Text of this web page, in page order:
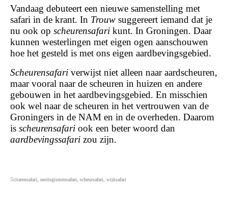
Vandaag debuteert een nieuwe samenstelling met
safari in de krant. In Trouw suggereert iemand dat je
nu ook op scheurensafari kunt. In Groningen. Daar
kunnen westerlingen met eigen ogen aanschouwen
hoe het gesteld is met ons eigen aardbevingsgebied.
Scheurensafari verwijst niet alleen naar aardscheuren,
maar vooral naar de scheuren in huizen en andere
gebouwen in het aardbevingsgebied. En misschien
ook wel naar de scheuren in het vertrouwen van de
Groningers in de NAM en in de overheden. Daarom
is scheurensafari ook een beter woord dan
aardbevingssafari zou zijn.
citatensafari neologismensafari scheursafari wijksafari